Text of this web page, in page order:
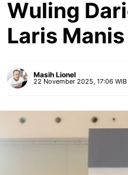
Wuling
Laris Manis
Masih Lionel
22 November 2025, 17:06 WIB